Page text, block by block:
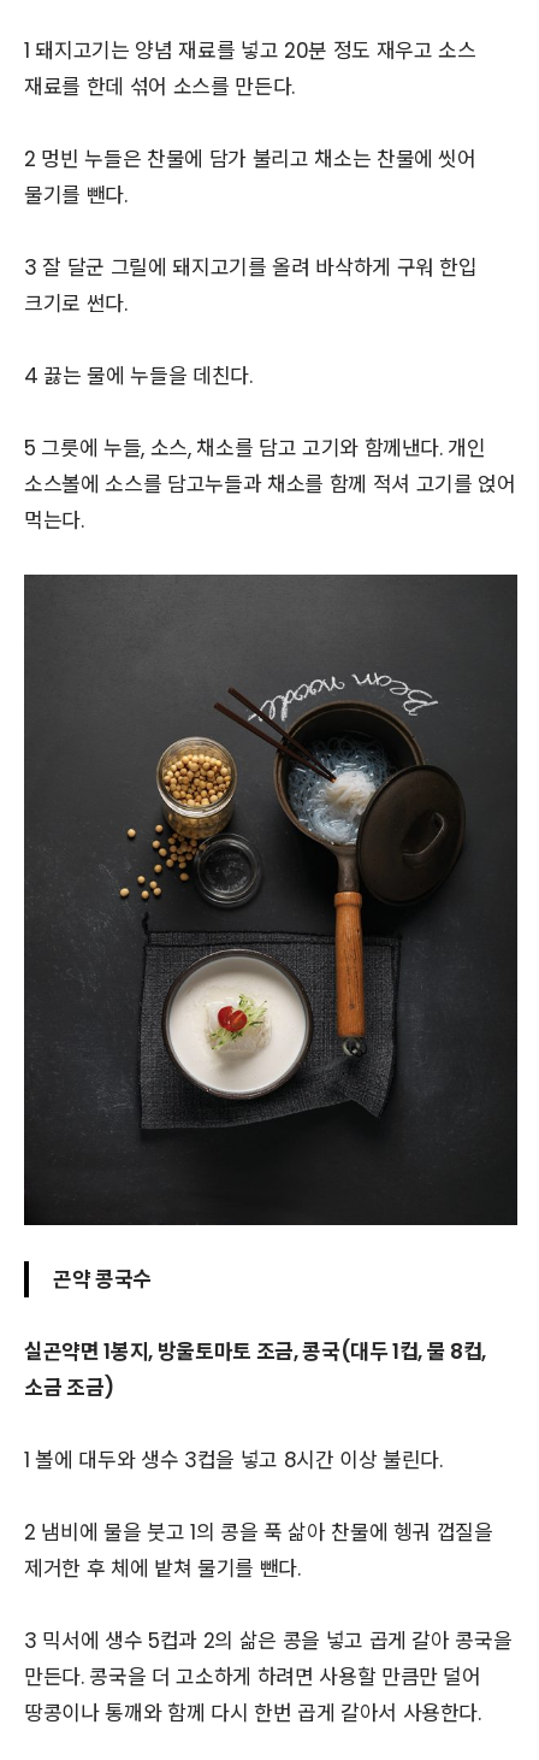
1 돼지고기는 양념 재료를 넣고 20분 정도 재우고 소스
재료를 한데 섞어 소스를 만든다.
2 멍빈 누들은 찬물에 담가 불리고 채소는 찬물에 씻어
물기를 뺀다.
3 잘 달군 그릴에 돼지고기를 올려 바삭하게 구워 한입
크기로 썬다.
4 끓는 물에 누들을 데친다.
5 그릇에 누들, 소스, 채소를 담고 고기와 함께낸다. 개인
소스볼에 소스를 담고누들과 채소를 함께 적셔 고기를 얹어
먹는다.
곤약 콩국수
실곤약면 1봉지, 방울토마토 조금, 콩국(대두 1컵, 물 8컵,
소금 조금)
1 볼에 대두와 생수 3컵을 넣고 8시간 이상 불린다.
2 냄비에 물을 붓고 1의 콩을 푹 삶아 찬물에 헹궈 껍질을
제거한 후 체에 밭쳐 물기를 뺀다.
3 믹서에 생수 5컵과 2의 삶은 콩을 넣고 곱게 갈아 콩국을
만든다. 콩국을 더 고소하게 하려면 사용할 만큼만 덜어
땅콩이나 통깨와 함께 다시 한번 곱게 갈아서 사용한다.